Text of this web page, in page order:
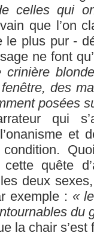
celles qui
que l’on
le plus pur -
ne font
crinière
des
posées
qui
et
condition.
quête
deux
exemple : «
du
la chair s’est